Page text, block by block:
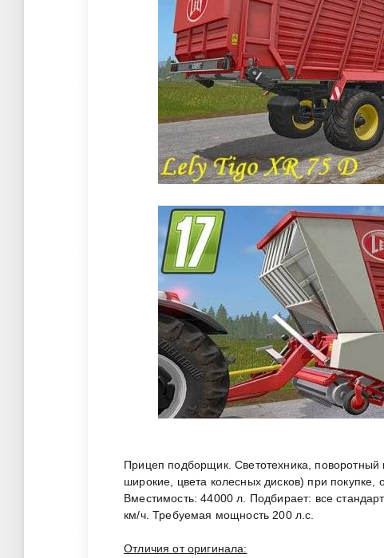
Прицеп подборщик. Светотехника,
широкие, цвета колесных дисков) при
Вместимость: 44000 л. Подбирает: все
км/ч. Требуемая мощность 200 л.с.
Отличия от оригинала: